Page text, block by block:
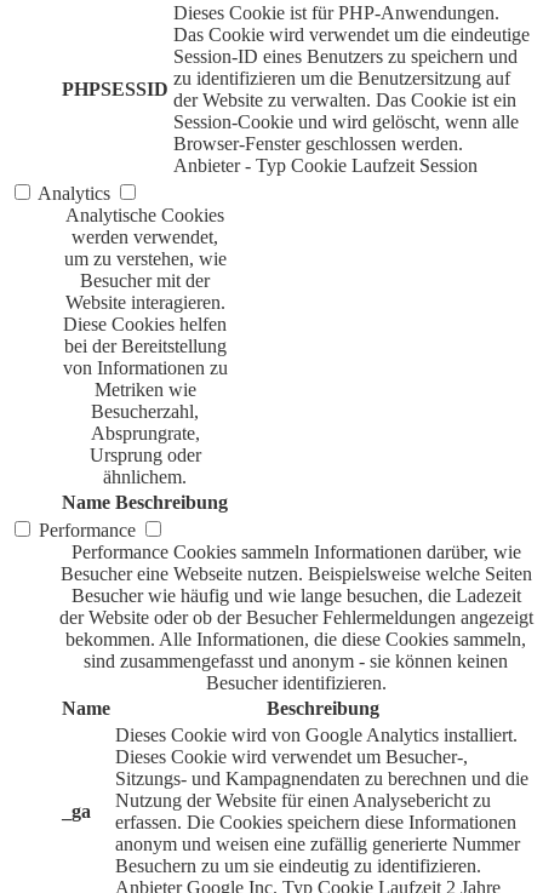
PHPSESSID
Dieses Cookie ist für PHP-Anwendungen.
Das Cookie wird verwendet um die eindeutige
Session-ID eines Benutzers zu speichern und
zu identifizieren um die Benutzersitzung auf
der Website zu verwalten. Das Cookie ist ein
Session-Cookie und wird gelöscht, wenn alle
Browser-Fenster geschlossen werden.
Anbieter - Typ Cookie Laufzeit Session
Analytics
Analytische Cookies
werden verwendet,
um zu verstehen, wie
Besucher mit der
Website interagieren.
Diese Cookies helfen
bei der Bereitstellung
von Informationen zu
Metriken wie
Besucherzahl,
Absprungrate,
Ursprung oder
ähnlichem.
Name Beschreibung
Performance
Performance Cookies sammeln Informationen darüber, wie
Besucher eine Webseite nutzen. Beispielsweise welche Seiten
Besucher wie häufig und wie lange besuchen, die Ladezeit
der Website oder ob der Besucher Fehlermeldungen angezeigt
bekommen. Alle Informationen, die diese Cookies sammeln,
sind zusammengefasst und anonym - sie können keinen
Besucher identifizieren.
Name
Beschreibung
_ga
Dieses Cookie wird von Google Analytics installiert.
Dieses Cookie wird verwendet um Besucher-,
Sitzungs- und Kampagnendaten zu berechnen und die
Nutzung der Website für einen Analysebericht zu
erfassen. Die Cookies speichern diese Informationen
anonym und weisen eine zufällig generierte Nummer
Besuchern zu um sie eindeutig zu identifizieren.
Anbieter Google Inc. Typ Cookie Laufzeit 2 Jahre